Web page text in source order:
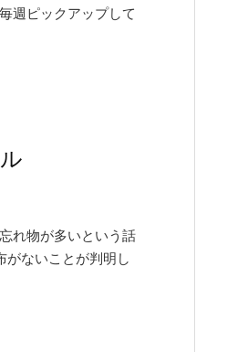
週ピックアップして
れ物が多いという話
がないことが判明し